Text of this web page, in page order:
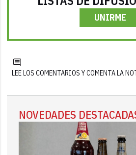
UNIRME
LEE LOS COMENTARIOS Y COMENTA LA
NOVEDADES